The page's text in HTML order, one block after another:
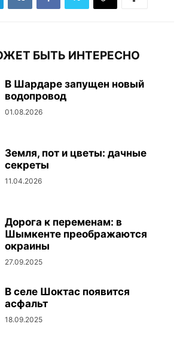
БЫТЬ ИНТЕРЕСНО
В Шардаре запущен новый
водопровод
01.08.2026
Земля, пот и цветы: дачные
секреты
11.04.2026
Дорога к переменам: в
Шымкенте преображаются
окраины
27.09.2025
В селе Шоктас появится
асфальт
18.09.2025